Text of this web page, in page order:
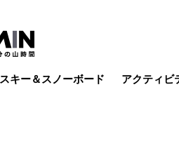
スキー＆スノーボード アクティビ